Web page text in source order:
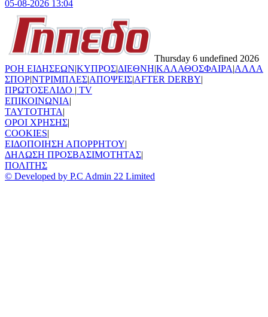
05-08-2026 13:04
Thursday 6 undefined 2026
ΡΟΗ ΕΙΔΗΣΕΩΝ|ΚΥΠΡΟΣ|ΔΙΕΘΝΗ|ΚΑΛΑΘΟΣΦΑΙΡΑ|ΑΛΛΑ
ΣΠΟΡ|ΝΤΡΙΜΠΛΕΣ|ΑΠΟΨΕΙΣ|AFTER DERBY|
ΠΡΩΤΟΣΕΛΙΔΟ | TV
ΕΠΙΚΟΙΝΩΝΙΑ|
TAYTOTHTA|
ΟΡΟΙ ΧΡΗΣΗΣ|
COOKIES|
ΕΙΔΟΠΟΙΗΣΗ ΑΠΟΡΡΗΤΟΥ|
ΔΗΛΩΣΗ ΠΡΟΣΒΑΣΙΜΟΤΗΤΑΣ|
ΠΟΛΙΤΗΣ
© Developed by P.C Admin 22 Limited